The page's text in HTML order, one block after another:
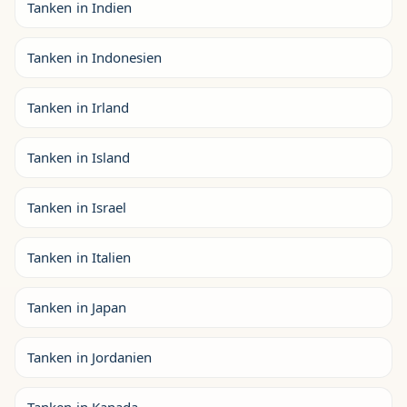
Tanken in Indien
Tanken in Indonesien
Tanken in Irland
Tanken in Island
Tanken in Israel
Tanken in Italien
Tanken in Japan
Tanken in Jordanien